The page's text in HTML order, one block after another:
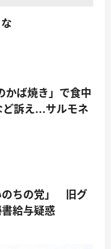
かば焼き」で食中
訴え…サルモネ
のちの党」 旧グ
給与疑惑